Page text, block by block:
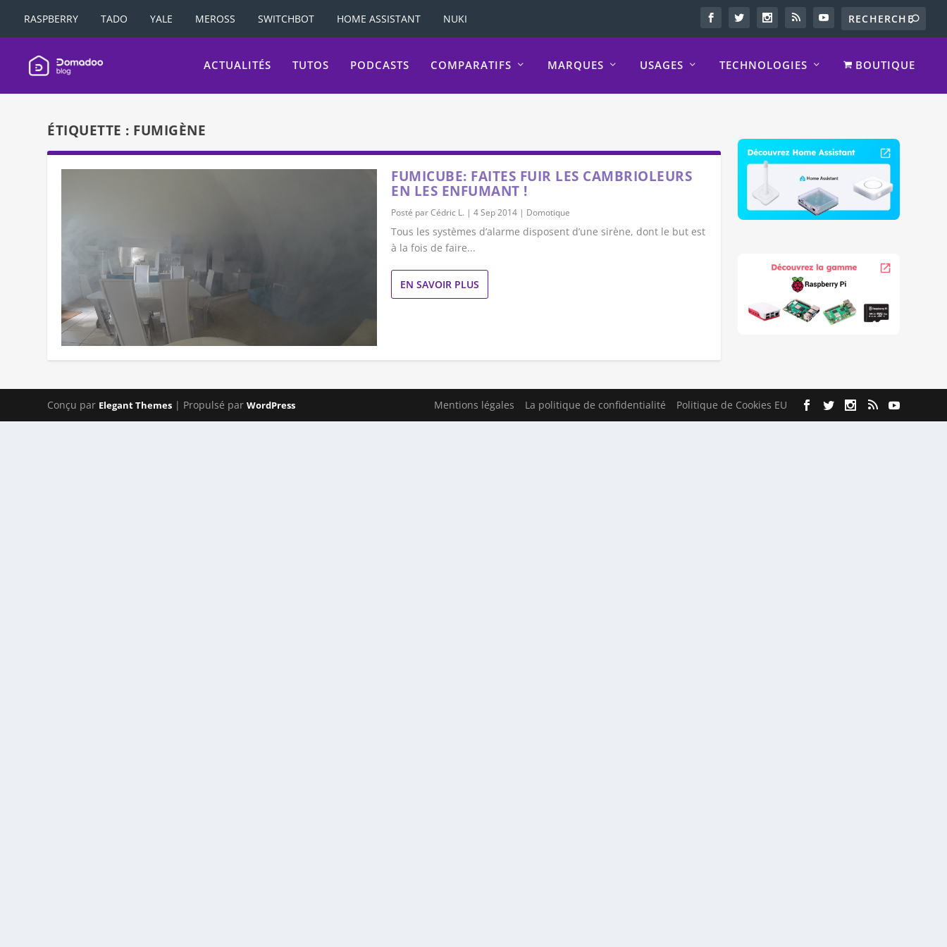
RASPBERRY TADO YALE MEROSS SWITCHBOT HOME ASSISTANT NUKI
ACTUALITÉS TUTOS PODCASTS COMPARATIFS MARQUES USAGES TECHNOLOGIES BOUTIQUE
ÉTIQUETTE : FUMIGÈNE
FUMICUBE: FAITES FUIR LES CAMBRIOLEURS
EN LES ENFUMANT !
Posté parCédric L. |4 Sep 2014 | Domotique
Tous les systèmes d’alarme disposent d’une sirène, dont le but est
à la fois de faire...
EN SAVOIR PLUS
Conçu par Elegant Themes | Propulsé parWordPress Mentions légales La politique de confidentialité Politique de Cookies EU